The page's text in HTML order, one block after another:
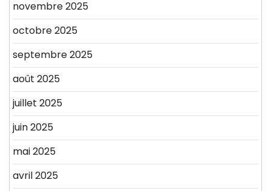
novembre 2025
octobre 2025
septembre 2025
août 2025
juillet 2025
juin 2025
mai 2025
avril 2025